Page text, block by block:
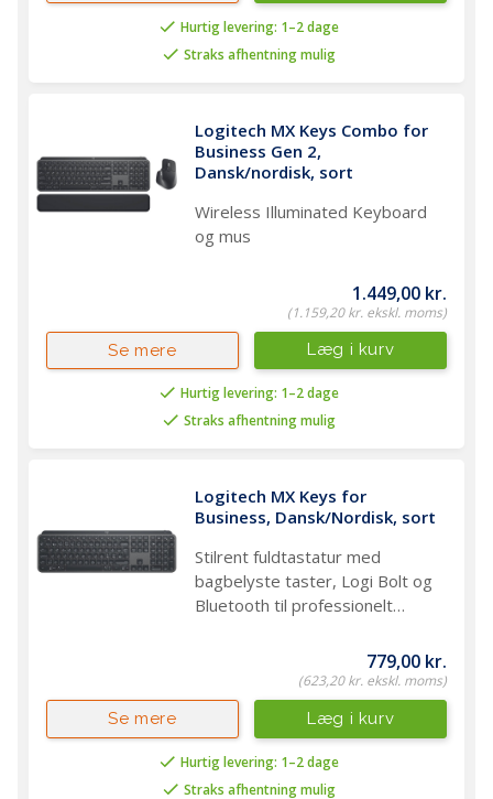
Hurtig levering: 1–2 dage
Straks afhentning mulig
Logitech MX Keys Combo for
Business Gen 2,
Dansk/nordisk, sort
Wireless Illuminated Keyboard
og mus
1.449,00 kr.
(1.159,20 kr. ekskl. moms)
Hurtig levering: 1–2 dage
Straks afhentning mulig
Læg i kurv
Se mere
Logitech MX Keys for
Business, Dansk/Nordisk, sort
Stilrent fuldtastatur med
bagbelyste taster, Logi Bolt og
Bluetooth til professionelt
779,00 kr.
(623,20 kr. ekskl. moms)
Hurtig levering: 1–2 dage
Straks afhentning mulig
Læg i kurv
Se mere